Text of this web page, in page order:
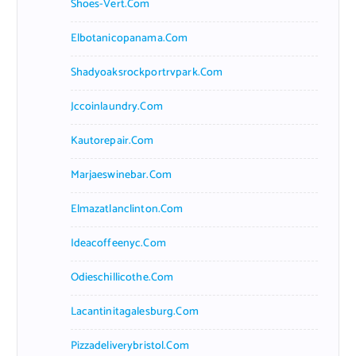
Shoes-Vert.com
Elbotanicopanama.com
Shadyoaksrockportrvpark.com
Jccoinlaundry.com
Kautorepair.com
Marjaeswinebar.com
Elmazatlanclinton.com
Ideacoffeenyc.com
Odieschillicothe.com
Lacantinitagalesburg.com
Pizzadeliverybristol.com